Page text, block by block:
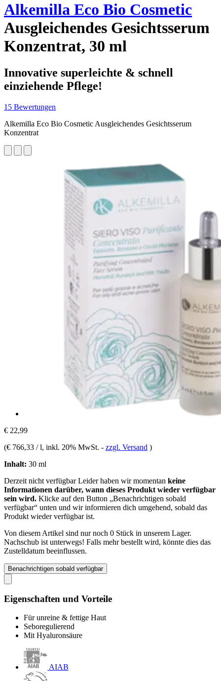
Alkemilla Eco Bio Cosmetic
Ausgleichendes Gesichtsserum
Konzentrat, 30 ml
Innovative superleichte & schnell
einziehende Pflege!
15 Bewertungen
Alkemilla Eco Bio Cosmetic Ausgleichendes Gesichtsserum
Konzentrat
€ 22,99
(€ 766,33 / l, inkl. 20% MwSt. - zzgl. Versand )
Inhalt: 30 ml
Derzeit nicht verfügbarLeider haben wir momentan keine
Informationen darüber, wann dieses Produkt wieder verfügbar
sein wird. Klicke auf den Button „Benachrichtigen sobald
verfügbar“ unten und wir informieren dich umgehend, sobald das
Produkt wieder verfügbar ist.
Von diesem Artikel sind nur noch 0 Stück in unserem Lager.
Nachschub ist unterwegs! Falls mehr bestellt wird, könnte dies das
Zustelldatum beeinflussen.
Benachrichtigen sobald verfügbar
Eigenschaften und Vorteile
Für unreine & fettige Haut
Seboregulierend
Mit Hyaluronsäure
AIAB